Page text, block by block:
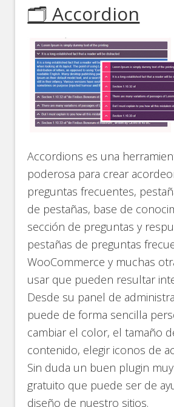
🗂️ Accordion
Accordions es una
poderosa para crear
preguntas frecuentes,
de pestañas, base de
sección de preguntas y
pestañas de preguntas
WooCommerce y muchas
usar que pueden resultar
Desde su panel de
puede de forma sencilla
cambiar el color, el tamaño
contenido, elegir iconos de
Sin duda un buen plugin
gratuito que puede ser de
diseño de nuestro sitios.